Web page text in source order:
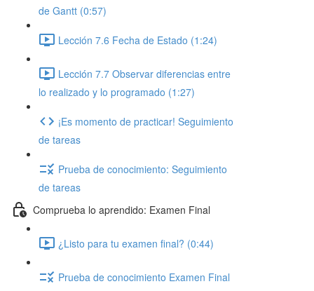
de Gantt (0:57)
Lección 7.6 Fecha de Estado (1:24)
Lección 7.7 Observar diferencias entre
lo realizado y lo programado (1:27)
¡Es momento de practicar! Seguimiento
de tareas
Prueba de conocimiento: Seguimiento
de tareas
Comprueba lo aprendido: Examen Final
¿Listo para tu examen final? (0:44)
Prueba de conocimiento Examen Final